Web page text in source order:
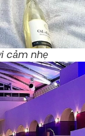
cảm nhẹ